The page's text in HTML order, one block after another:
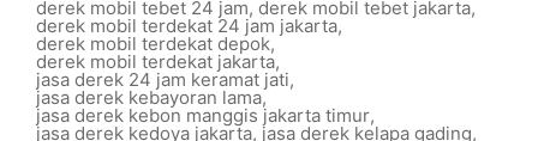
derek mobil tebet 24 jam, derek mobil tebet jakarta,
derek mobil terdekat 24 jam jakarta,
derek mobil terdekat depok,
derek mobil terdekat jakarta,
jasa derek 24 jam keramat jati,
jasa derek kebayoran lama,
jasa derek kebon manggis jakarta timur,
jasa derek kedoya jakarta, jasa derek kelapa gading,